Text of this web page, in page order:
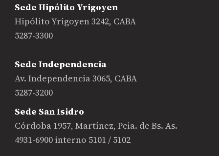
Sede Hipólito Yrigoyen
Hipólito Yrigoyen 3242, CABA
5287-3300
Sede Independencia
Av. Independencia 3065, CABA
5287-3200
Sede San Isidro
Córdoba 1957, Martínez, Pcia. de Bs. As.
4931-6900 interno 5101 / 5102